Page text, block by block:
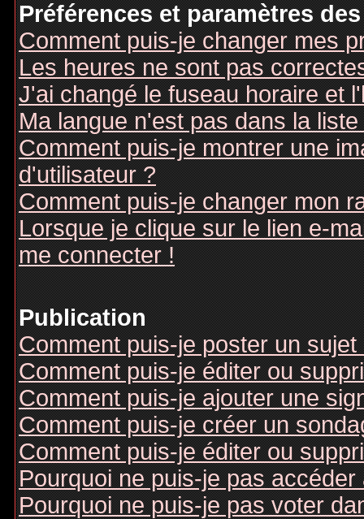
Préférences et paramètres
Comment puis-je changer mes
Les heures ne sont pas
J'ai changé le fuseau horaire et
Ma langue n'est pas dans la liste
Comment puis-je montrer une
d'utilisateur ?
Comment puis-je changer mon
Lorsque je clique sur le lien e-
me connecter !
Publication
Comment puis-je poster un
Comment puis-je éditer ou
Comment puis-je ajouter une
Comment puis-je créer un
Comment puis-je éditer ou
Pourquoi ne puis-je pas accéder
Pourquoi ne puis-je pas voter